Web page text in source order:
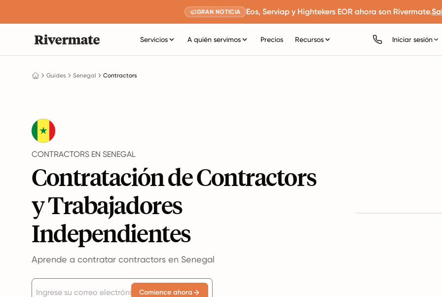
GRAN NOTICIA Eos, Serviap y Hightekers EOR ahora son Rivermate.
Servicios A quién servimos Precios Recursos Iniciar sesión
Guides Senegal Contractors
CONTRACTORS EN SENEGAL
Contratación de Contractors
y Trabajadores
Independientes
Aprende a contratar contractors en Senegal
Comience ahora